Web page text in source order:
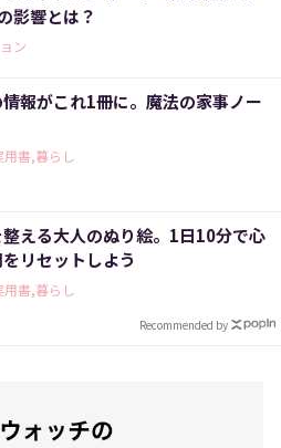
影響とは？
ン
報がこれ1冊に。魔法の家事ノー
用書,暮らし
える大人のぬり絵。1日10分で心
リセットしよう
用書,暮らし
Recommended by